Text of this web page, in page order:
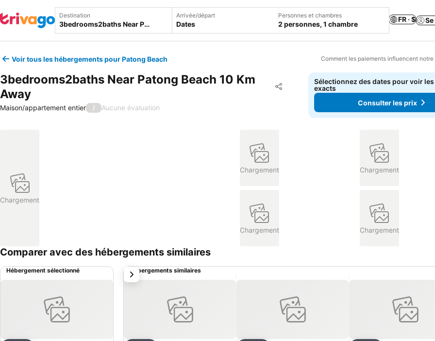
Destination Arrivée/départ
Dates
Personnes et chambres
2 personnes, 1 chambre
FR · $
Voir tous les hébergements pour Patong Beach Comment les paiements influencent
3bedrooms2baths Near Patong Beach 10 Km
Away
Partager
Ajouter à mes favoris
Maison/appartement entier / Aucune évaluation
Sélectionnez des dates pour voir
exacts
Consulter les prix
Chargement
Chargement Chargement
Chargement Chargement
Comparer avec des hébergements similaires
Hébergement sélectionné Hébergements similaires
suivant